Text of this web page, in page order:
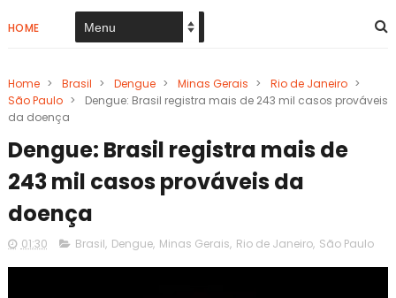
HOME
Home > Brasil > Dengue > Minas Gerais > Rio de Janeiro >
São Paulo >
Dengue: Brasil registra mais de 243 mil casos prováveis
da doença
Dengue: Brasil registra mais de
243 mil casos prováveis da
doença
01:30 Brasil, Dengue, Minas Gerais, Rio de Janeiro, São Paulo